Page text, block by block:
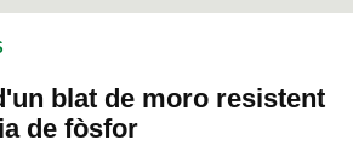
blat de moro resistent
de fòsfor